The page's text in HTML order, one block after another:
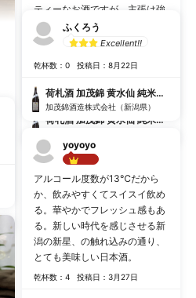
ティーなお酒ですが、主張は強
くなく、口当たりが非常に優し
いお酒でした。 優しいですが、
料理とも合う万能なお酒です！
乾杯数：8 投稿日：11月4日
荷札酒 加茂錦 黄水仙 純米大吟醸 生
ふくろう
Excellent!!
乾杯数：0 投稿日：8月22日
荷札酒 加茂錦 黄水仙 純米大吟醸 生
加茂錦酒造株式会社（新潟県）
yoyoyo
Best!!
アルコール度数が13℃だから
か、飲みやすくてスイスイ飲め
る。華やかでフレッシュ感もあ
る。新しい時代を感じさせる新
潟の新星、の触れ込みの通り、
とても美味しい日本酒。
乾杯数：4 投稿日：3月27日